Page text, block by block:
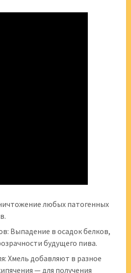
любых патогенных
Выпадение в осадок белков,
будущего пива.
Хмель добавляют в разное
— для получения